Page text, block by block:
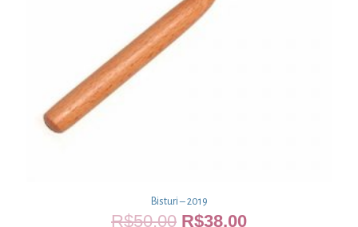
Bisturi – 2019
R$50,00 R$38,00